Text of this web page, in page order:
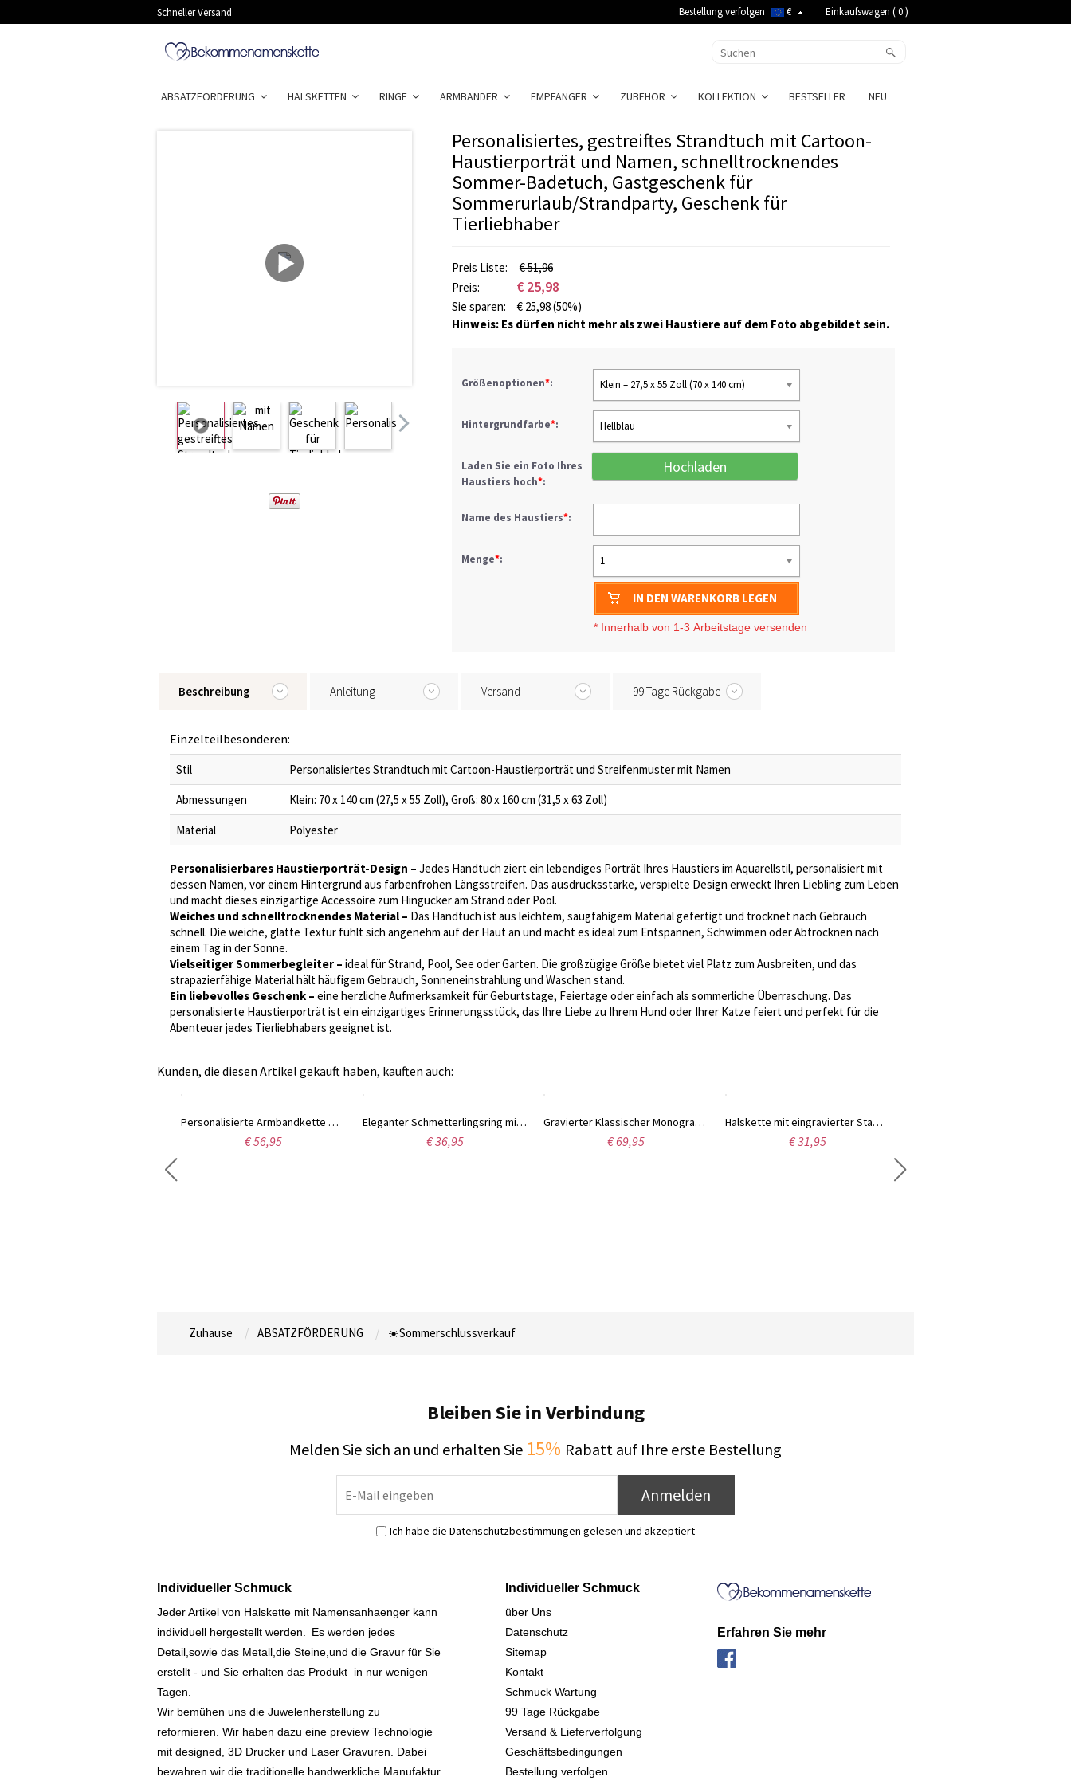
Schneller Versand Bestellung verfolgen € Einkaufswagen (0)
ABSATZFÖRDERUNG HALSKETTEN RINGE ARMBÄNDER EMPFÄNGER ZUBEHÖR KOLLEKTION BESTSELLER NEU
Personalisiertes, gestreiftes Strandtuch mit Cartoon-
Haustierporträt und Namen, schnelltrocknendes
Sommer-Badetuch, Gastgeschenk für
Sommerurlaub/Strandparty, Geschenk für
Tierliebhaber
Preis Liste:
€ 51,96
Preis:
€ 25,98
Sie sparen: € 25,98(50%)
Hinweis: Es dürfen nicht mehr als zwei Haustiere auf dem Foto abgebildet sein.
Größenoptionen*: Klein – 27,5 x 55 Zoll (70 x 140 cm)
Hintergrundfarbe*: Hellblau
Laden Sie ein Foto Ihres
Haustiers hoch*:
Hochladen
Name des Haustiers*:
Menge*: 1
IN DEN WARENKORB LEGEN
* Innerhalb von 1-3 Arbeitstage versenden
Beschreibung Anleitung Versand 99 Tage Rückgabe
Einzelteilbesonderen:
Stil
Personalisiertes Strandtuch mit Cartoon-Haustierporträt und Streifenmuster mit Namen
Abmessungen
Klein: 70 x 140 cm (27,5 x 55 Zoll), Groß: 80 x 160 cm (31,5 x 63 Zoll)
Material
Polyester
Personalisierbares Haustierporträt-Design – Jedes Handtuch ziert ein lebendiges Porträt Ihres Haustiers im Aquarellstil, personalisiert mit
dessen Namen, vor einem Hintergrund aus farbenfrohen Längsstreifen. Das ausdrucksstarke, verspielte Design erweckt Ihren Liebling zum Leben
und macht dieses einzigartige Accessoire zum Hingucker am Strand oder Pool.
Weiches und schnelltrocknendes Material – Das Handtuch ist aus leichtem, saugfähigem Material gefertigt und trocknet nach Gebrauch
schnell. Die weiche, glatte Textur fühlt sich angenehm auf der Haut an und macht es ideal zum Entspannen, Schwimmen oder Abtrocknen nach
einem Tag in der Sonne.
Vielseitiger Sommerbegleiter – ideal für Strand, Pool, See oder Garten. Die großzügige Größe bietet viel Platz zum Ausbreiten, und das
strapazierfähige Material hält häufigem Gebrauch, Sonneneinstrahlung und Waschen stand.
Ein liebevolles Geschenk – eine herzliche Aufmerksamkeit für Geburtstage, Feiertage oder einfach als sommerliche Überraschung. Das
personalisierte Haustierporträt ist ein einzigartiges Erinnerungsstück, das Ihre Liebe zu Ihrem Hund oder Ihrer Katze feiert und perfekt für die
Abenteuer jedes Tierliebhabers geeignet ist.
Kunden, die diesen Artikel gekauft haben, kauften auch:
Personalisierte Armbandkette mit Zweiherzen Sterling Silber
€ 56,95
Eleganter Schmetterlingsring mit Süßwasserperle in Sterling Silber
€ 36,95
Gravierter Klassischer Monogramm-Ring für Damen
€ 69,95
Halskette mit eingravierter Stammbaum in Edelstahl
€ 31,95
Zuhause ABSATZFÖRDERUNG ☀️Sommerschlussverkauf
Bleiben Sie in Verbindung
Melden Sie sich an und erhalten Sie 15% Rabatt auf Ihre erste Bestellung
Anmelden
Ich habe die Datenschutzbestimmungen gelesen und akzeptiert
Individueller Schmuck
Jeder Artikel von Halskette mit Namensanhaenger kann
individuell hergestellt werden.
Es werden jedes
Detail,sowie das Metall,die Steine,und die Gravur für Sie
erstellt - und Sie erhalten das Produkt in nur wenigen
Tagen.
Wir bemühen uns die Juwelenherstellung zu
reformieren. Wir haben dazu eine preview Technologie
mit designed, 3D Drucker und Laser Gravuren. Dabei
bewahren wir die traditionelle handwerkliche Manufaktur
Individueller Schmuck
über Uns
Datenschutz
Sitemap
Kontakt
Schmuck Wartung
99 Tage Rückgabe
Versand & Lieferverfolgung
Geschäftsbedingungen
Bestellung verfolgen
Erfahren Sie mehr